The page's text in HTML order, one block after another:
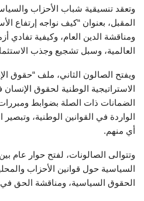
وتعقد تنسيقية شباب الأحزاب
المقبل، بعنوان “كيف نواجه إرتفاع
ومناقشة الدين العام، وكيفية تفادي
العالمية، وسبل تشجيع وجذب
ويفتح الصالون الثاني، ملف “حقوق
الاستراتيجية الوطنية لحقوق
الضمانات ذات الصلة بضوابط
الواردة في القوانين الوطنية،
أي منهم.
وتتوالى الصالونات، لفتح حوار عام
السياسية حول قوانين الأحزاب
الحقوق السياسية، ومناقشة الحق